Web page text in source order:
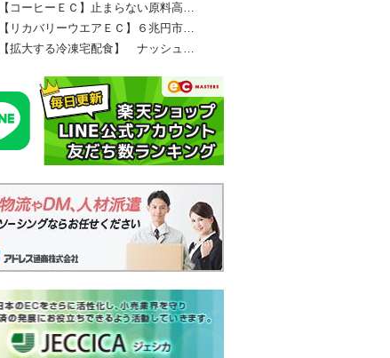
【コーヒーＥＣ】止まらない原料高…
【リカバリーウエアＥＣ】６兆円市…
【拡大する冷凍宅配食】 ナッシュ…